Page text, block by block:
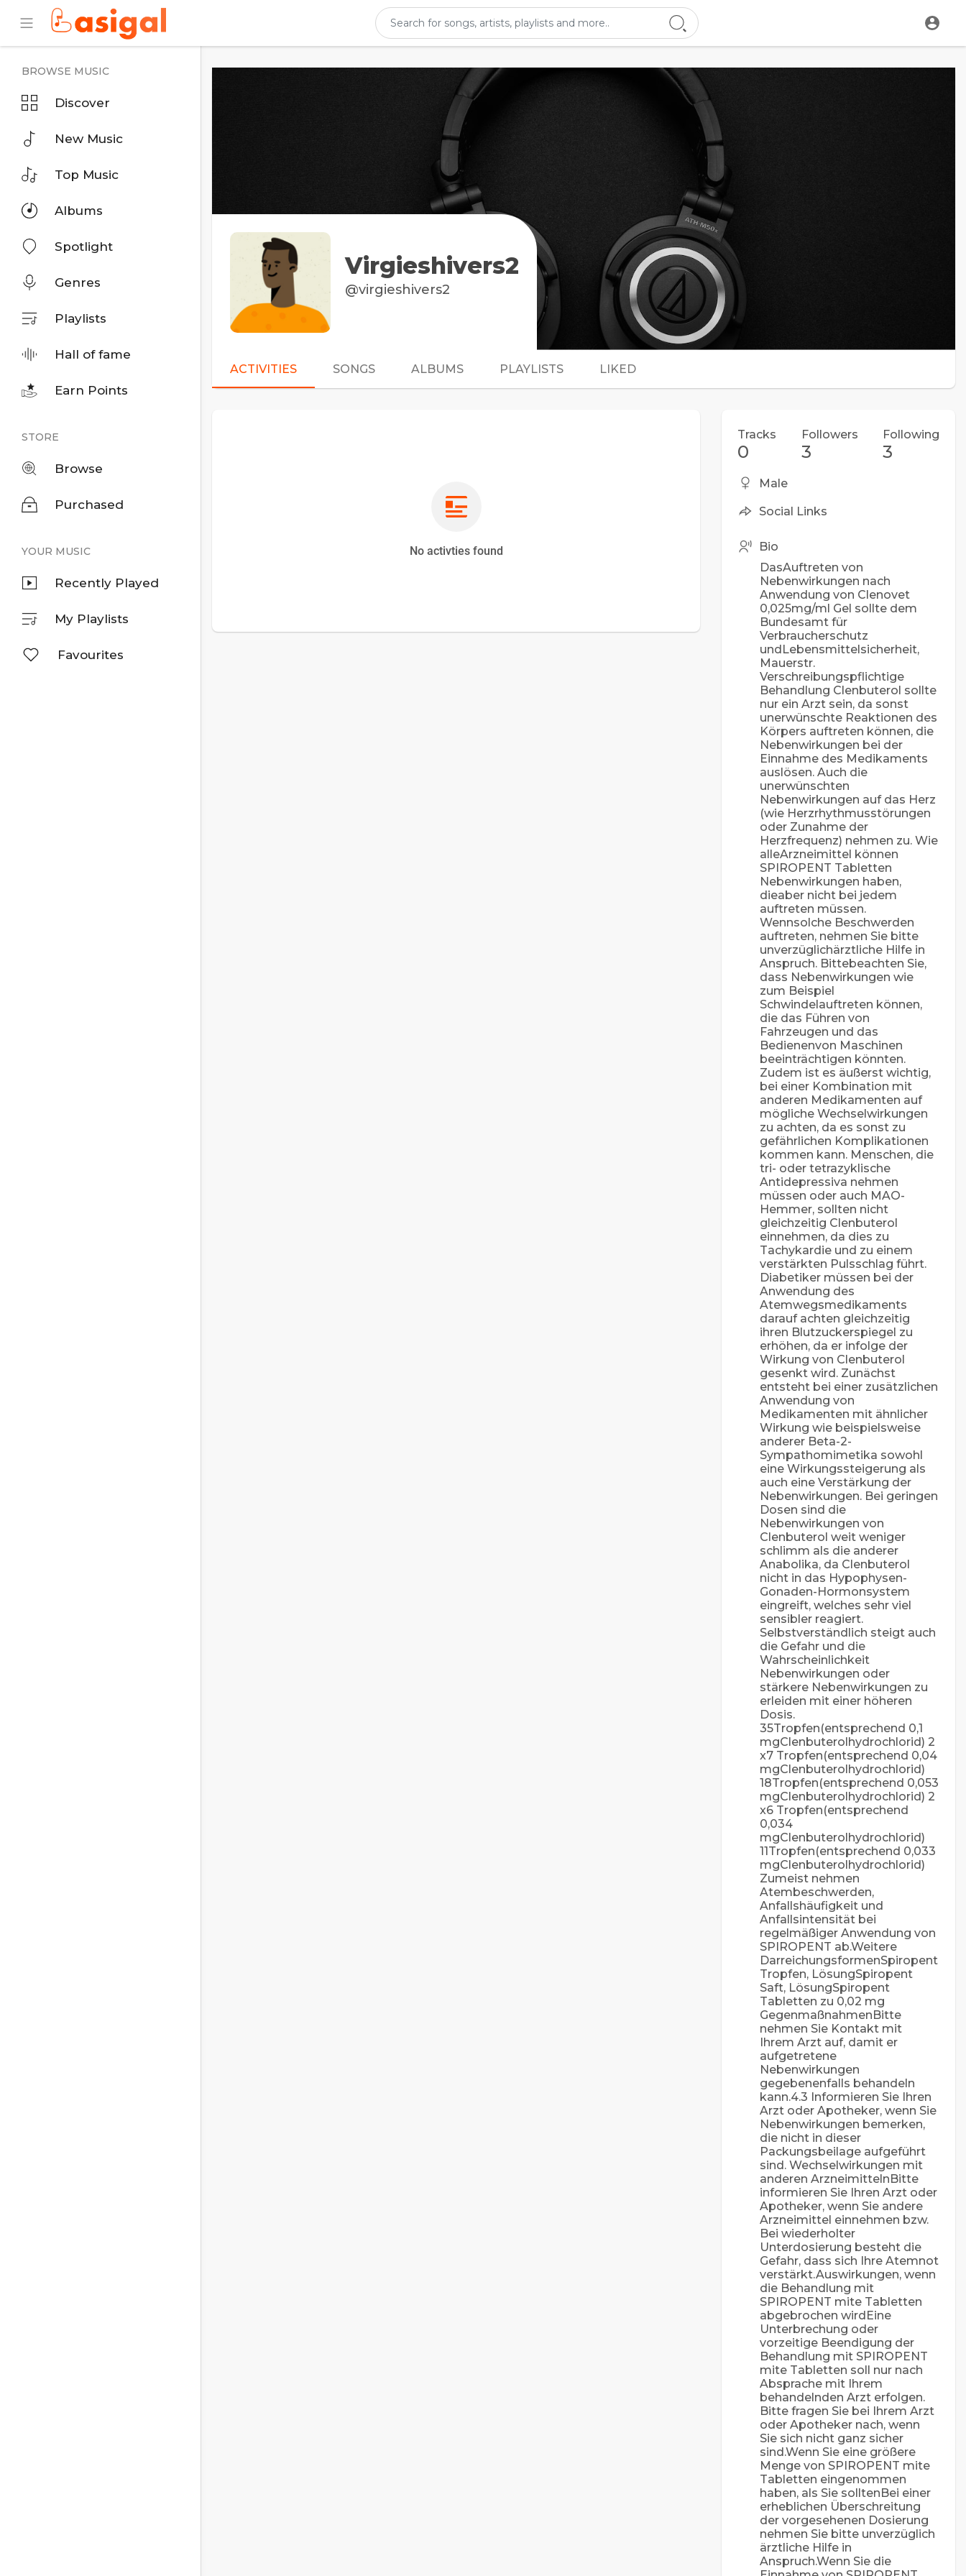
BROWSE MUSIC
Discover
New Music
Top Music
Albums
Spotlight
Genres
Playlists
Hall of fame
Earn Points
STORE
Browse
Purchased
YOUR MUSIC
Recently Played
My Playlists
Favourites
Virgieshivers2
@virgieshivers2
ACTIVITIES SONGS ALBUMS PLAYLISTS LIKED
No activties found
Tracks
0
Followers
3
Following
3
Male
Social Links
Bio
DasAuftreten von
Nebenwirkungen nach
Anwendung von Clenovet
0,025mg/ml Gel sollte dem
Bundesamt für
Verbraucherschutz
undLebensmittelsicherheit,
Mauerstr.
Verschreibungspflichtige
Behandlung Clenbuterol sollte
nur ein Arzt sein, da sonst
unerwünschte Reaktionen des
Körpers auftreten können, die
Nebenwirkungen bei der
Einnahme des Medikaments
auslösen. Auch die
unerwünschten
Nebenwirkungen auf das Herz
(wie Herzrhythmusstörungen
oder Zunahme der
Herzfrequenz) nehmen zu. Wie
alleArzneimittel können
SPIROPENT Tabletten
Nebenwirkungen haben,
dieaber nicht bei jedem
auftreten müssen.
Wennsolche Beschwerden
auftreten, nehmen Sie bitte
unverzüglichärztliche Hilfe in
Anspruch. Bittebeachten Sie,
dass Nebenwirkungen wie
zum Beispiel
Schwindelauftreten können,
die das Führen von
Fahrzeugen und das
Bedienenvon Maschinen
beeinträchtigen könnten.
Zudem ist es äußerst wichtig,
bei einer Kombination mit
anderen Medikamenten auf
mögliche Wechselwirkungen
zu achten, da es sonst zu
gefährlichen Komplikationen
kommen kann. Menschen, die
tri- oder tetrazyklische
Antidepressiva nehmen
müssen oder auch MAO-
Hemmer, sollten nicht
gleichzeitig Clenbuterol
einnehmen, da dies zu
Tachykardie und zu einem
verstärkten Pulsschlag führt.
Diabetiker müssen bei der
Anwendung des
Atemwegsmedikaments
darauf achten gleichzeitig
ihren Blutzuckerspiegel zu
erhöhen, da er infolge der
Wirkung von Clenbuterol
gesenkt wird. Zunächst
entsteht bei einer zusätzlichen
Anwendung von
Medikamenten mit ähnlicher
Wirkung wie beispielsweise
anderer Beta-2-
Sympathomimetika sowohl
eine Wirkungssteigerung als
auch eine Verstärkung der
Nebenwirkungen. Bei geringen
Dosen sind die
Nebenwirkungen von
Clenbuterol weit weniger
schlimm als die anderer
Anabolika, da Clenbuterol
nicht in das Hypophysen-
Gonaden-Hormonsystem
eingreift, welches sehr viel
sensibler reagiert.
Selbstverständlich steigt auch
die Gefahr und die
Wahrscheinlichkeit
Nebenwirkungen oder
stärkere Nebenwirkungen zu
erleiden mit einer höheren
Dosis.
35Tropfen(entsprechend 0,1
mgClenbuterolhydrochlorid) 2
x7 Tropfen(entsprechend 0,04
mgClenbuterolhydrochlorid)
18Tropfen(entsprechend 0,053
mgClenbuterolhydrochlorid) 2
x6 Tropfen(entsprechend
0,034
mgClenbuterolhydrochlorid)
11Tropfen(entsprechend 0,033
mgClenbuterolhydrochlorid)
Zumeist nehmen
Atembeschwerden,
Anfallshäufigkeit und
Anfallsintensität bei
regelmäßiger Anwendung von
SPIROPENT ab.Weitere
DarreichungsformenSpiropent
Tropfen, LösungSpiropent
Saft, LösungSpiropent
Tabletten zu 0,02 mg
GegenmaßnahmenBitte
nehmen Sie Kontakt mit
Ihrem Arzt auf, damit er
aufgetretene
Nebenwirkungen
gegebenenfalls behandeln
kann.4.3 Informieren Sie Ihren
Arzt oder Apotheker, wenn Sie
Nebenwirkungen bemerken,
die nicht in dieser
Packungsbeilage aufgeführt
sind. Wechselwirkungen mit
anderen ArzneimittelnBitte
informieren Sie Ihren Arzt oder
Apotheker, wenn Sie andere
Arzneimittel einnehmen bzw.
Bei wiederholter
Unterdosierung besteht die
Gefahr, dass sich Ihre Atemnot
verstärkt.Auswirkungen, wenn
die Behandlung mit
SPIROPENT mite Tabletten
abgebrochen wirdEine
Unterbrechung oder
vorzeitige Beendigung der
Behandlung mit SPIROPENT
mite Tabletten soll nur nach
Absprache mit Ihrem
behandelnden Arzt erfolgen.
Bitte fragen Sie bei Ihrem Arzt
oder Apotheker nach, wenn
Sie sich nicht ganz sicher
sind.Wenn Sie eine größere
Menge von SPIROPENT mite
Tabletten eingenommen
haben, als Sie solltenBei einer
erheblichen Überschreitung
der vorgesehenen Dosierung
nehmen Sie bitte unverzüglich
ärztliche Hilfe in
Anspruch.Wenn Sie die